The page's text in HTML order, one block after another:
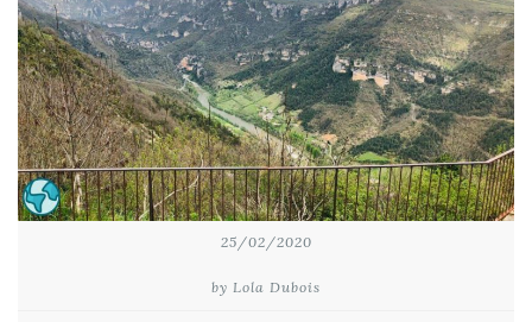
25/02/2020
by Lola Dubois